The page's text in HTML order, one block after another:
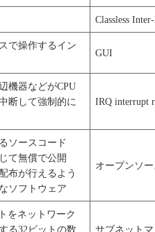
Classless
で操作するイン
GUI
機器などがCPU
断して強制的に
IRQ interrupt
ソースコード
て無償で公開
布が行えるよう
ソフトウェア
オープンソ
をネットワーク
る32ビットの数
サブネット